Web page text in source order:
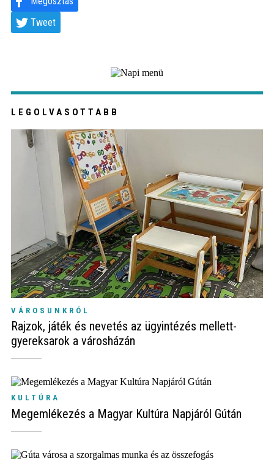
Tweet
LEGOLVASOTTABB
VÁROSUNKRÓL
Rajzok, játék és nevetés az ügyintézés mellett-
gyereksarok a városházán
KULTÚRA
Megemlékezés a Magyar Kultúra Napjáról Gútán